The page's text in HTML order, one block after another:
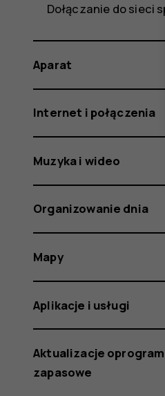
Dołączanie do sieci
Aparat
Internet i połączenia
Muzyka i wideo
Organizowanie dnia
Mapy
Aplikacje i usługi
Aktualizacje
zapasowe